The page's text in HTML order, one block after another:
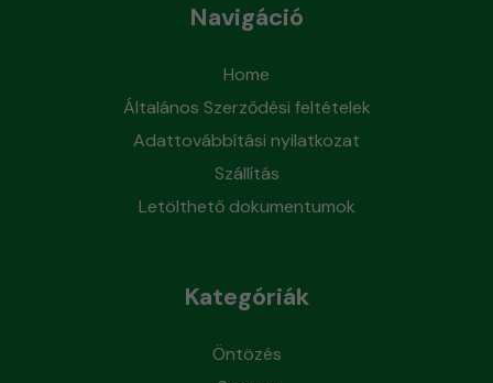
Navigáció
Home
Általános Szerződési feltételek
Adattovábbítási nyilatkozat
Szállítás
Letölthető dokumentumok
Kategóriák
Öntözés